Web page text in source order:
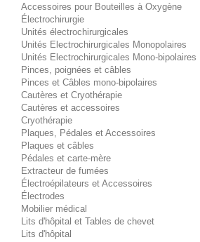
Accessoires pour Bouteilles à Oxygène
Électrochirurgie
Unités électrochirurgicales
Unités Electrochirurgicales Monopolaires
Unités Electrochirurgicales Mono-bipolaires
Pinces, poignées et câbles
Pinces et Câbles mono-bipolaires
Cautères et Cryothérapie
Cautères et accessoires
Cryothérapie
Plaques, Pédales et Accessoires
Plaques et câbles
Pédales et carte-mère
Extracteur de fumées
Électroépilateurs et Accessoires
Électrodes
Mobilier médical
Lits d'hôpital et Tables de chevet
Lits d'hôpital